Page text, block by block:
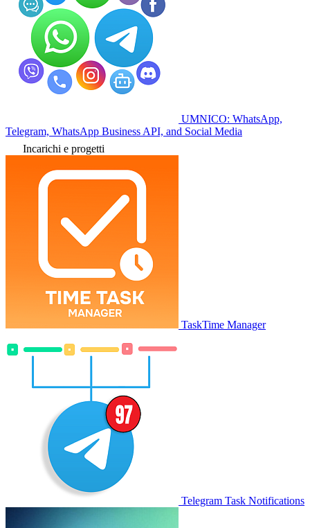
UMNICO: WhatsApp,
Telegram, WhatsApp Business API, and Social Media
Incarichi e progetti
TaskTime Manager
Telegram Task Notifications